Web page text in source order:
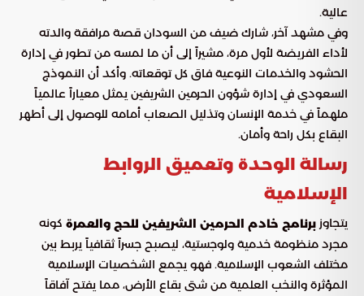
عالية.
وفي مشهد آخر، شارك ضيف من السودان قصة مرافقة والدته
لأداء الفريضة لأول مرة، مشيراً إلى أن ما لمسه من تطور في إدارة
الحشود والخدمات النوعية فاق كل توقعاته. وأكد أن النموذج
السعودي في إدارة شؤون الحرمين الشريفين يمثل معياراً عالمياً
ملهماً في خدمة الإنسان وتذليل الصعاب أمامه للوصول إلى أطهر
البقاع بكل راحة وأمان.
رسالة الوحدة وتعميق الروابط
الإسلامية
يتجاوز برنامج خادم الحرمين الشريفين للحج والعمرة كونه
مجرد منظومة خدمية ولوجستية، ليصبح جسراً ثقافياً يربط بين
مختلف الشعوب الإسلامية. فهو يجمع الشخصيات الإسلامية
المؤثرة والنخب العلمية من شتى بقاع الأرض، مما يفتح آفاقاً